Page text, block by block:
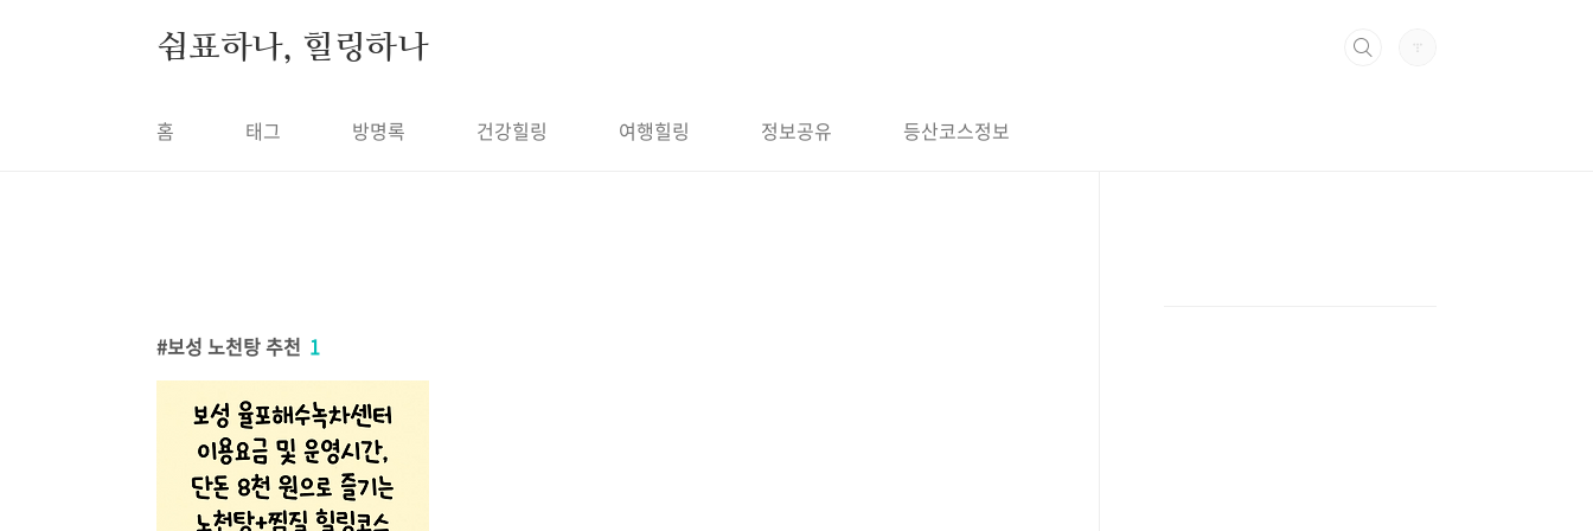
쉼표하나, 힐링하나
홈 태그 방명록 건강힐링 여행힐링 정보공유 등산코스정보
보성 노천탕 추천 1